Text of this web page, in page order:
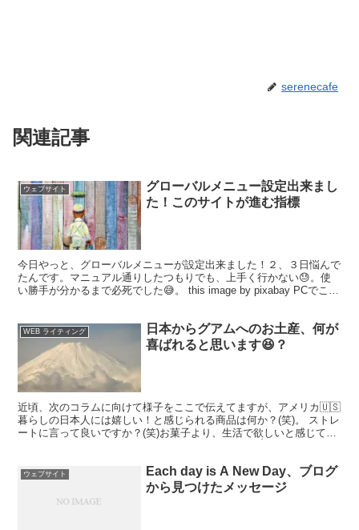
serenecafe
関連記事
ウェブサイト
グローバルメニュー設定出来まし
た！このサイトが進む指標
今日やっと、グローバルメニューが設定出来ました！２、３日悩んで
たんです。マニュアル通りしたつもりでも、上手く行かない😓。使
い勝手が分かるまで必死でした😅。 this image by pixabay PCでこの
WEB ライティング
日本からグアムへのお土産、何が
喜ばれると思います😆？
近頃、次のコラムに向けて様子をここで伝えてますが、アメリカ🇺🇸
暮らしの日本人には嬉しい！と感じられる商品は何か？(笑)。 ストレ
ートに言って良いですか？(笑)お菓子より、生活で欲しいと感じてい
ウェブサイト
Each day is A New Day、ブログ
から見つけたメッセージ